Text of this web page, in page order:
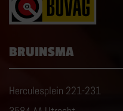
BRUINSMA
Herculesplein 221-231